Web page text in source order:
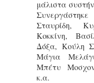
μάλιστα
Σταυρίδη,
Κοκκίνη,
Δόξα, Κούλη
Μάγια
Μπέτυ
κ.α.